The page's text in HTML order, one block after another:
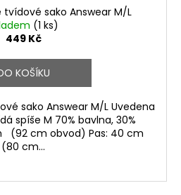
sako Answear M/L
(1 ks)
449 Kč
KOŠÍKU
sako Answear M/L Uvedena
spíše M 70% bavlna, 30%
(92 cm obvod) Pas: 40 cm
(80 cm...